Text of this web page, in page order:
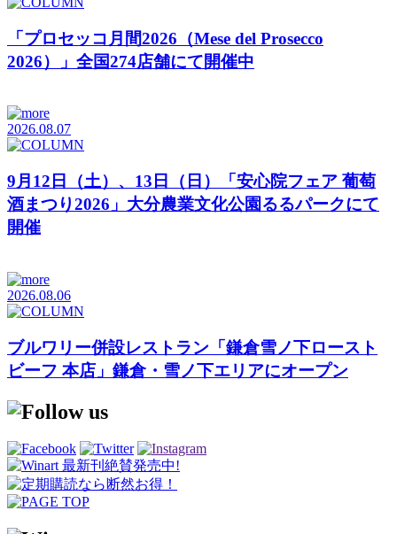
「プロセッコ月間2026（Mese del Prosecco
2026）」全国274店舗にて開催中
2026.08.07
9月12日（土）、13日（日）「安心院フェア 葡萄
酒まつり2026」大分農業文化公園るるパークにて
開催
2026.08.06
ブルワリー併設レストラン「鎌倉雪ノ下ロースト
ビーフ 本店」鎌倉・雪ノ下エリアにオープン